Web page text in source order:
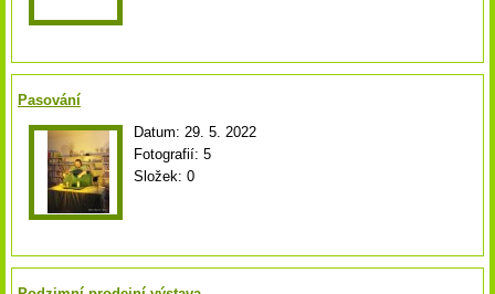
Pasování
Datum: 29. 5. 2022
Fotografií: 5
Složek: 0